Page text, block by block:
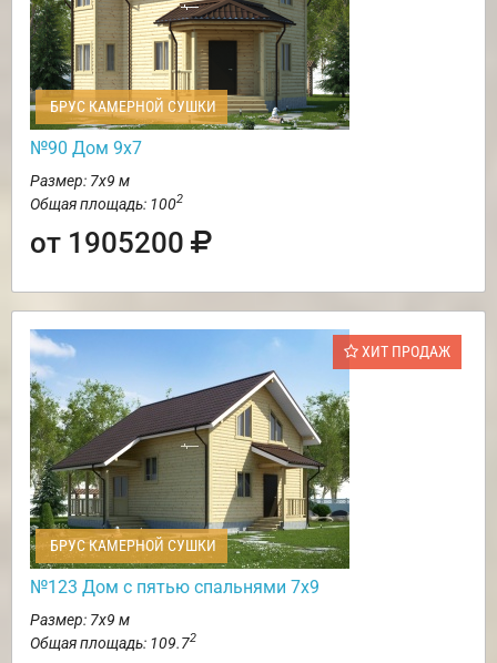
БРУС КАМЕРНОЙ СУШКИ
№90 Дом 9х7
Размер: 7х9 м
Общая площадь: 1002
от 1905200
ХИТ ПРОДАЖ
БРУС КАМЕРНОЙ СУШКИ
№123 Дом с пятью спальнями 7х9
Размер: 7х9 м
Общая площадь: 109.72